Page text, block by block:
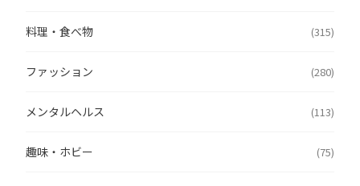
料理・食べ物 (315)
ファッション (280)
メンタルヘルス (113)
趣味・ホビー (75)